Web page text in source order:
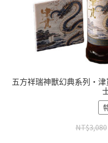
五方祥瑞神獸幻典系列・
NT$3,080